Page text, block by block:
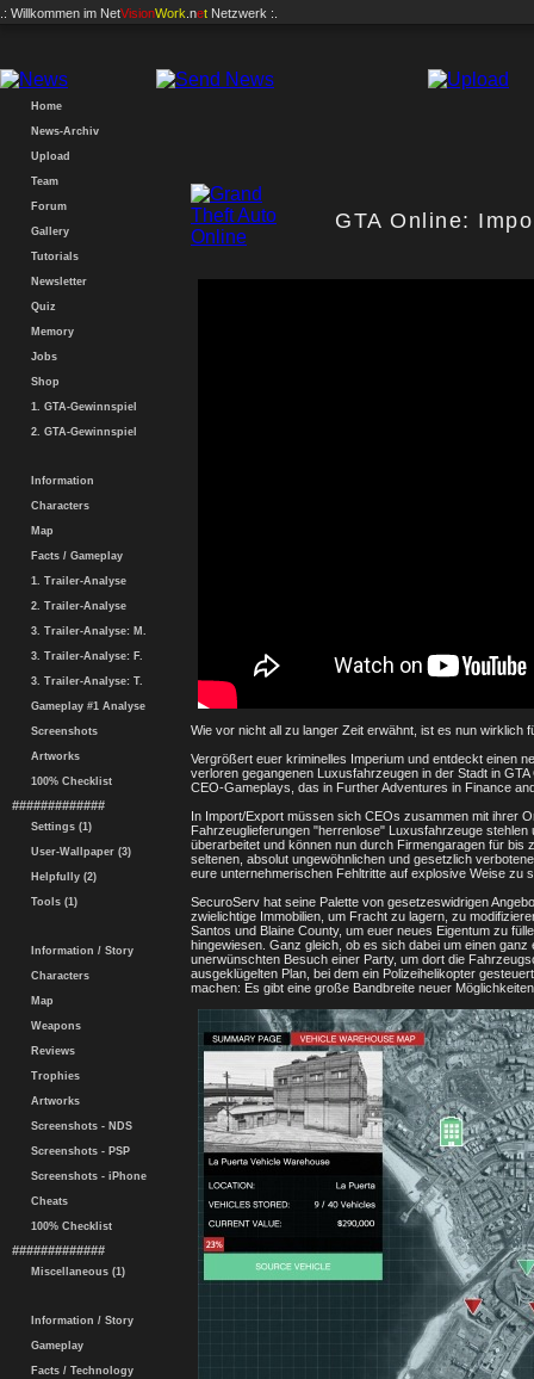
.: Willkommen im NetVisionWork .net Netzwerk :.
Home
News-Archiv
Upload
Team
Forum
Gallery
Tutorials
Newsletter
Quiz
Memory
Jobs
Shop
1. GTA-Gewinnspiel
2. GTA-Gewinnspiel
Information
Characters
Map
Facts / Gameplay
1. Trailer-Analyse
2. Trailer-Analyse
3. Trailer-Analyse: M.
3. Trailer-Analyse: F.
3. Trailer-Analyse: T.
Gameplay #1 Analyse
Screenshots
Artworks
100% Checklist
#############
Settings (1)
User-Wallpaper (3)
Helpfully (2)
Tools (1)
Information / Story
Characters
Map
Weapons
Reviews
Trophies
Artworks
Screenshots - NDS
Screenshots - PSP
Screenshots - iPhone
Cheats
100% Checklist
#############
Miscellaneous (1)
Information / Story
Gameplay
Facts / Technology
GTA Online:
Wie vor nicht all zu langer Zeit erwähnt, ist es nun wirklich
Vergrößert euer kriminelles Imperium und entdeckt einen
verloren gegangenen Luxusfahrzeugen in der Stadt in
CEO-Gameplays, das in Further Adventures in Finance
In Import/Export müssen sich CEOs zusammen mit ihrer
Fahrzeuglieferungen "herrenlose" Luxusfahrzeuge
überarbeitet und können nun durch Firmengaragen für
seltenen, absolut ungewöhnlichen und gesetzlich
eure unternehmerischen Fehltritte auf explosive Weise zu
SecuroServ hat seine Palette von gesetzeswidrigen
zwielichtige Immobilien, um Fracht zu lagern, zu
Santos und Blaine County, um euer neues Eigentum zu
hingewiesen. Ganz gleich, ob es sich dabei um einen
unerwünschten Besuch einer Party, um dort die
ausgeklügelten Plan, bei dem ein Polizeihelikopter
machen: Es gibt eine große Bandbreite neuer